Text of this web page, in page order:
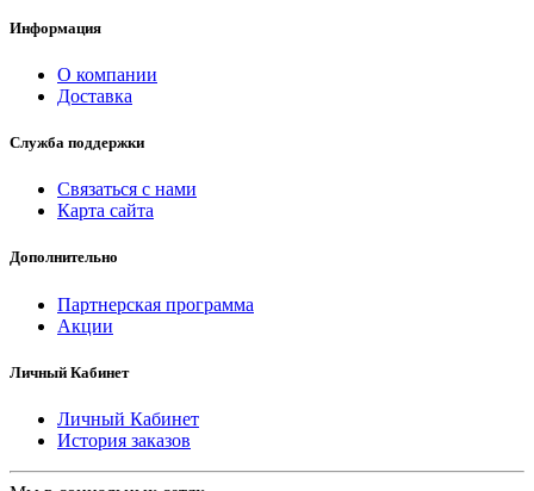
Информация
О компании
Доставка
Служба поддержки
Связаться с нами
Карта сайта
Дополнительно
Партнерская программа
Акции
Личный Кабинет
Личный Кабинет
История заказов